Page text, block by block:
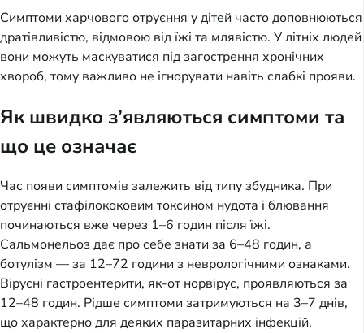
Симптоми харчового отруєння у дітей часто доповнюються
дратівливістю, відмовою від їжі та млявістю. У літніх людей
вони можуть маскуватися під загострення хронічних
хвороб, тому важливо не ігнорувати навіть слабкі прояви.
Як швидко з’являються симптоми та
що це означає
Час появи симптомів залежить від типу збудника. При
отруєнні стафілококовим токсином нудота і блювання
починаються вже через 1–6 годин після їжі.
Сальмонельоз дає про себе знати за 6–48 годин, а
ботулізм — за 12–72 години з неврологічними ознаками.
Вірусні гастроентерити, як-от норвірус, проявляються за
12–48 годин. Рідше симптоми затримуються на 3–7 днів,
що характерно для деяких паразитарних інфекцій.